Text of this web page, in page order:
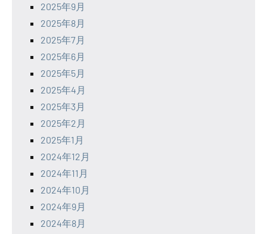
2025年9月
2025年8月
2025年7月
2025年6月
2025年5月
2025年4月
2025年3月
2025年2月
2025年1月
2024年12月
2024年11月
2024年10月
2024年9月
2024年8月